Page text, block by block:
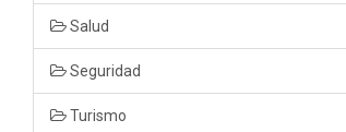
Salud
Seguridad
Turismo